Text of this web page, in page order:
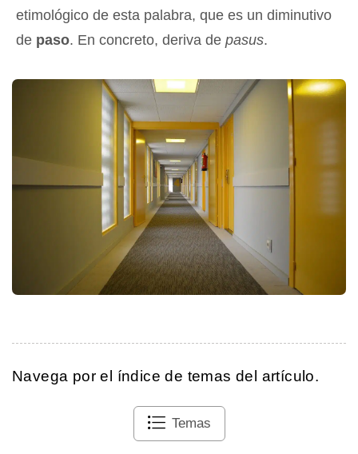
etimológico de esta palabra, que es un diminutivo
de paso. En concreto, deriva de pasus.
Navega por el índice de temas del artículo.
Temas